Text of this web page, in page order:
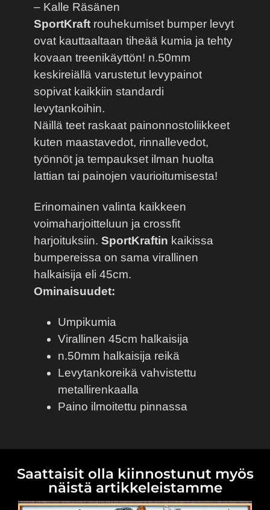
– Kalle Räsänen
SportKraft rouhekumiset bumper levyt
ovat kauttaaltaan tiheää kumia ja tehty
kovaan treenikäyttön! n.50mm
keskireiällä varustetut levypainot
sopivat kaikkiin standardi
levytankoihin.
Näillä teet raskaat painonnostoliikkeet
kuten maastavedot, rinnallevedot,
työnnöt ja tempaukset ilman huolta
lattian tai painojen vaurioitumisesta!
Erinomainen valinta kaikkeen
voimaharjoitteluun ja crossfit
harjoituksiin. SportKraftin kaikissa
bumpereissa on sama virallinen
halkaisija eli 45cm.
Ominaisuudet:
Umpikumia
Virallinen 45cm halkaisija
n.50mm halkaisija reikä
Levytankoreikä vahvistettu
metallirenkaalla
Paino ilmoitettu pinnassa
Saattaisit olla kiinnostunut myös
näistä artikkeleistamme